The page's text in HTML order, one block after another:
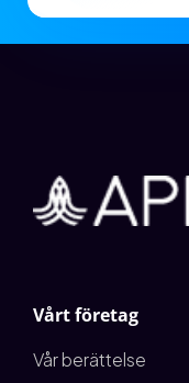
Vårt företag
Vår berättelse